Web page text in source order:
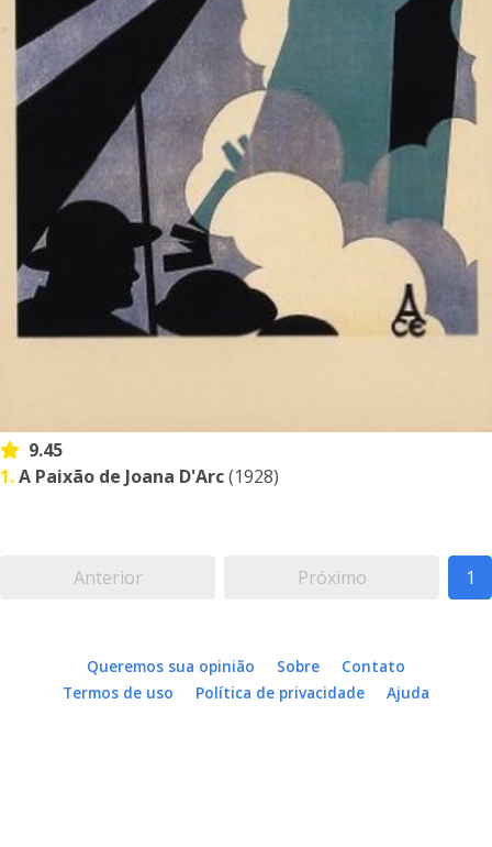
9.45
1.A Paixão de Joana D'Arc(1928)
Anterior Próximo 1
Queremos sua opinião Sobre
Contato
Termos de uso
Política de privacidade Ajuda